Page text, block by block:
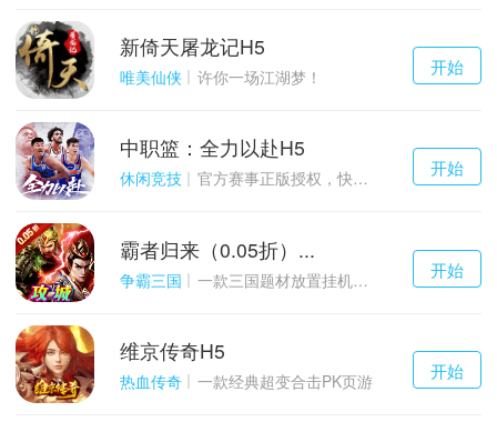
千百度h5
游戏
开始
新倚天屠龙记H5
唯美仙侠 许你一场江湖梦！
千百度h5
游戏
开始
中职篮：全力以赴H5
休闲竞技 官方赛事正版授权，快来打造属于自己的传奇吧~
千百度h5
游戏
开始
霸者归来（0.05折）...
争霸三国 一款三国题材放置挂机与战争策略结合的游戏
千百度h5
游戏
开始
维京传奇H5
热血传奇 一款经典超变合击PK页游